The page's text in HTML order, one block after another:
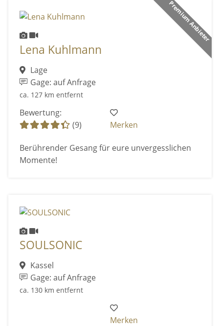
Premium Anbieter
Lena Kuhlmann
Lage
Gage: auf Anfrage
ca. 127 km entfernt
Bewertung:
(9)
Merken
Berührender Gesang für eure unvergesslichen
Momente!
SOULSONIC
Kassel
Gage: auf Anfrage
ca. 130 km entfernt
Merken